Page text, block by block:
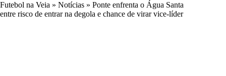
Futebol na Veia » Notícias » Ponte enfrenta o Água Santa
entre risco de entrar na degola e chance de virar vice-líder